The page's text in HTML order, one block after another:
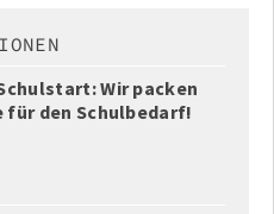
Wir packen
den Schulbedarf!